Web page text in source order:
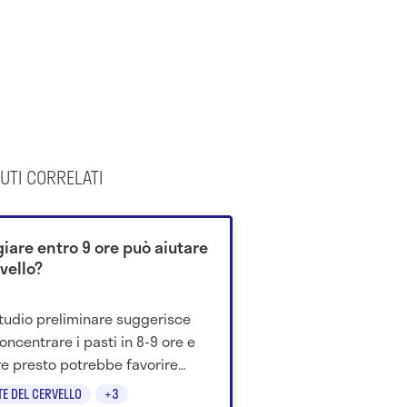
CORRELATI
DEL CERVELLO +3
entro 9 ore può aiutare
preliminare suggerisce
i pasti in 8-9 ore e
presto potrebbe favorire
funzioni cognitive negli over